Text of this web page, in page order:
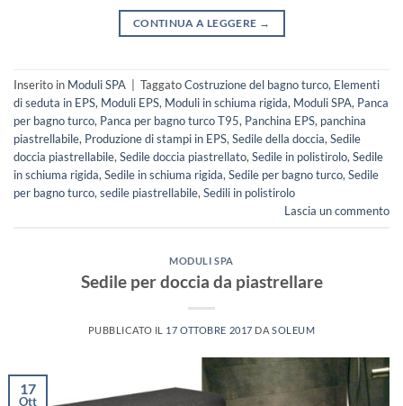
CONTINUA A LEGGERE →
Inserito in Moduli SPA TaggatoCostruzione del bagno turco, Elementi
di seduta in EPS, Moduli EPS, Moduli in schiuma rigida, Moduli SPA, Panca
per bagno turco, Panca per bagno turco T95, Panchina EPS, panchina
piastrellabile, Produzione di stampi in EPS,Sedile della doccia,Sedile
doccia piastrellabile,Sedile doccia piastrellato,Sedile in polistirolo,Sedile
in schiuma rigida,Sedile in schiuma rigida,Sedile per bagno turco,Sedile
per bagno turco,sedile piastrellabile,Sedili in polistirolo
Lascia un commento
MODULI SPA
Sedile per doccia da piastrellare
PUBBLICATO IL 17 OTTOBRE 2017 DASOLEUM
17
Ott